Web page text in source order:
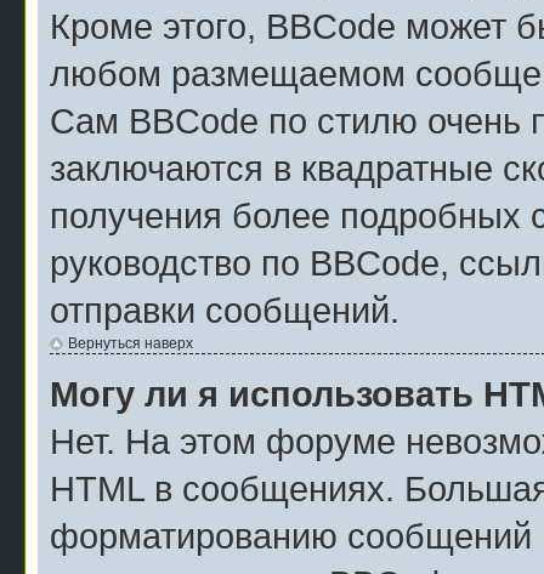
Кроме этого, BBCode может
любом размещаемом
Сам BBCode по стилю очень
заключаются в квадратные
получения более подробных
руководство по BBCode,
отправки сообщений.
Вернуться наверх
Могу ли я использовать
Нет. На этом форуме
HTML в сообщениях.
форматированию сообщений